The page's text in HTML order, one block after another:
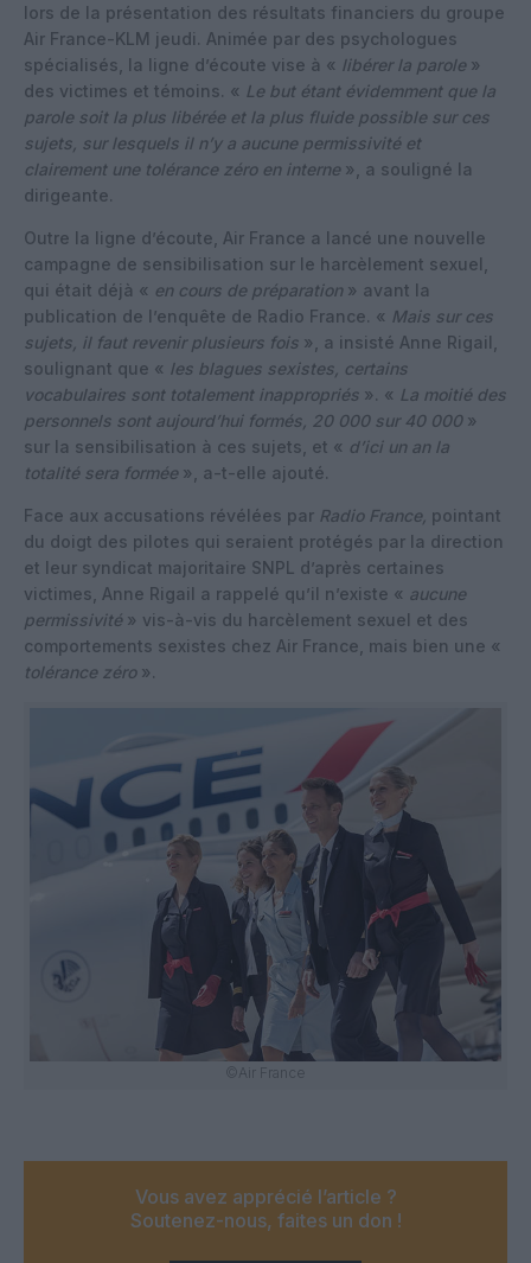
lors de la présentation des résultats financiers du groupe
Air France-KLM jeudi. Animée par des psychologues
spécialisés, la ligne d’écoute vise à « libérer la parole »
des victimes et témoins. « Le but étant évidemment que la
parole soit la plus libérée et la plus fluide possible sur ces
sujets, sur lesquels il n’y a aucune permissivité et
clairement une tolérance zéro en interne », a souligné la
dirigeante.
Outre la ligne d’écoute, Air France a lancé une nouvelle
campagne de sensibilisation sur le harcèlement sexuel,
qui était déjà « en cours de préparation » avant la
publication de l’enquête de Radio France. « Mais sur ces
sujets, il faut revenir plusieurs fois », a insisté Anne Rigail,
soulignant que « les blagues sexistes, certains
vocabulaires sont totalement inappropriés ». « La moitié des
personnels sont aujourd’hui formés, 20 000 sur 40 000»
sur la sensibilisation à ces sujets, et « d’ici un an la
totalité sera formée », a-t-elle ajouté.
Face aux accusations révélées par Radio France, pointant
du doigt des pilotes qui seraient protégés par la direction
et leur syndicat majoritaire SNPL d’après certaines
victimes, Anne Rigail a rappelé qu’il n’existe « aucune
permissivité » vis-à-vis du harcèlement sexuel et des
comportements sexistes chez Air France, mais bien une «
tolérance zéro».
©Air France
Vous avez apprécié l’article ?
Soutenez-nous, faites un don !